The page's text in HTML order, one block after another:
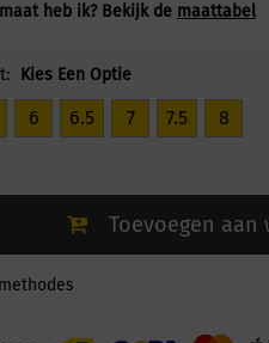
heb ik? Bekijk de maattabel
Kies Een Optie
6 6.5 7 7.5 8
Toevoegen aan